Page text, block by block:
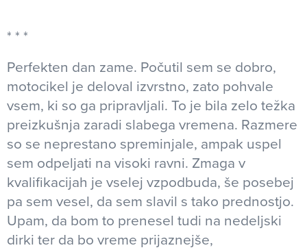
Perfekten dan zame. Počutil sem se dobro,
motocikel je deloval izvrstno, zato pohvale
vsem, ki so ga pripravljali. To je bila zelo težka
preizkušnja zaradi slabega vremena. Razmere
so se neprestano spreminjale, ampak uspel
sem odpeljati na visoki ravni. Zmaga v
kvalifikacijah je vselej vzpodbuda, še posebej
pa sem vesel, da sem slavil s tako prednostjo.
Upam, da bom to prenesel tudi na nedeljski
dirki ter da bo vreme prijaznejše,